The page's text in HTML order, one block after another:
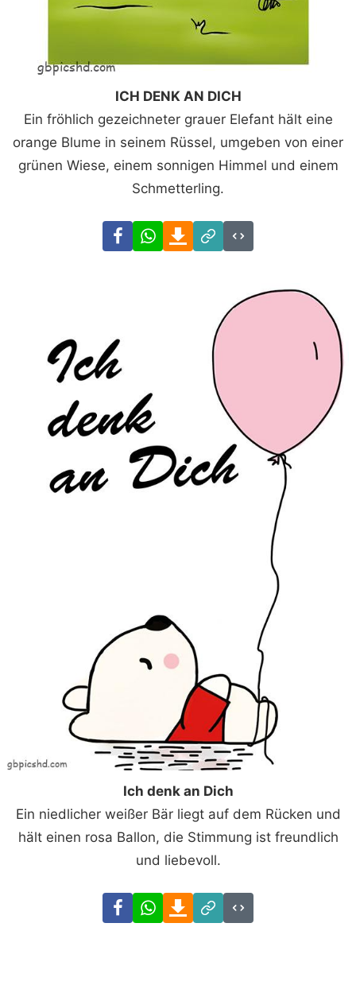
ICH DENK AN DICH
Ein fröhlich gezeichneter grauer Elefant hält eine
orange Blume in seinem Rüssel, umgeben von einer
grünen Wiese, einem sonnigen Himmel und einem
Schmetterling.
FacebookWhatsAppDownload
Link
Code
Ich denk an Dich
Ein niedlicher weißer Bär liegt auf dem Rücken und
hält einen rosa Ballon, die Stimmung ist freundlich
und liebevoll.
FacebookWhatsAppDownload
Link
Code